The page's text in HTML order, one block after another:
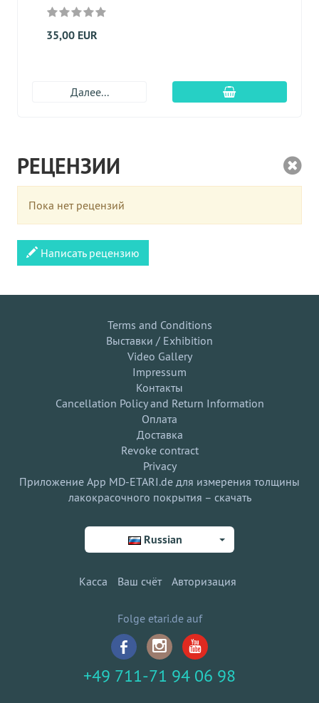
35,00 EUR
Далее... Добавить в
РЕЦЕНЗИИ
Пока нет рецензий
Написать рецензию
Terms and Conditions
Выставки / Exhibition
Video Gallery
Impressum
Контакты
Cancellation Policy and Return Information
Оплата
Доставка
Revoke contract
Privacy
Приложение App MD-ETARI.de для измерения толщины
лакокрасочного покрытия – скачать
Russian
Касса Ваш счёт Авторизация
Folge etari.de auf
+49 711-71 94 06 98